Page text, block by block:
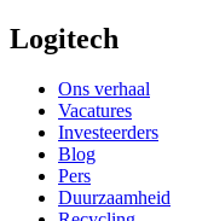
Logitech
Ons verhaal
Vacatures
Investeerders
Blog
Pers
Duurzaamheid